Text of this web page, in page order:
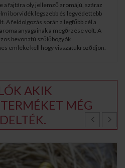
a fajtára oly jellemző aromájú, száraz
borvidék legszebb és legvédettebb
A feldolgozás során a legfőbb cél a
anyagainak a megőrzése volt. A
bevonatú szőlőbogyók
emléke kell hogy visszatükröződjön.
AKIK
MÉG